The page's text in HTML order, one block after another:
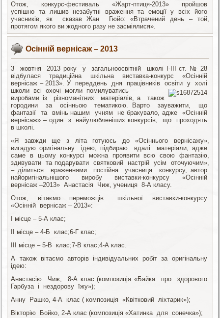
Отож, конкурс-фестиваль «Жарт-птиця-2013» пройшов
успішно та лишив незабутні враження та емоції у всіх його
учасників, як сказав Жан Гюйо: «Втрачений день – той,
протягом якого ви жодного разу не засміялися».
Осінній вернісаж – 2013
3 жовтня 2013 року у загальноосвітній школі І-ІІІ ст. № 28
відбулася традиційна шкільна виставка-конкурс «Осінній
вернісаж – 2013». У переддень дня працівників освіти у холі
школи всі охочі могли помилуватись
виробами із різноманітних матеріалів, а також
городини за осінньою тематикою. Варто зауважити, що
фантазії та вмінь нашим учням не бракувало, адже «Осінній
вернісаж» – один з найулюбленіших конкурсів, що проходять
в школі.
«Я завжди ще з літа готуюсь до «Осіннього вернісажу»,
вигадую оригінальну ідею, підбираю вдалі матеріали, адже
саме в цьому конкурсі можна проявити всю свою фантазію,
здивувати та подарувати святковий настрій усім оточуючим»,
– ділиться враженнями постійна учасниця конкурсу, автор
найоригінальнішого виробу виставки-конкурсу «Осінній
вернісаж –2013» Анастасія Чиж, учениця 8-А класу.
Отож, вітаємо переможців шкільної виставки-конкурсу
«Осінній вернісаж – 2013»:
І місце – 5-А клас;
ІІ місце – 4-Б клас;6-Г клас;
ІІІ місце – 5-В клас;7-В клас;4-А клас.
А також вітаємо авторів індивідуальних робіт за оригінальну
ідею:
Анастасію Чиж, 8-А клас (композиція «Байка про здорового
Гарбуза і нездорову їжу»);
Анну Рашко, 4-А клас ( композиція «Квітковий ліхтарик»);
Вікторію Бойко, 2-А клас (композиція «Хатинка для сонечка»);